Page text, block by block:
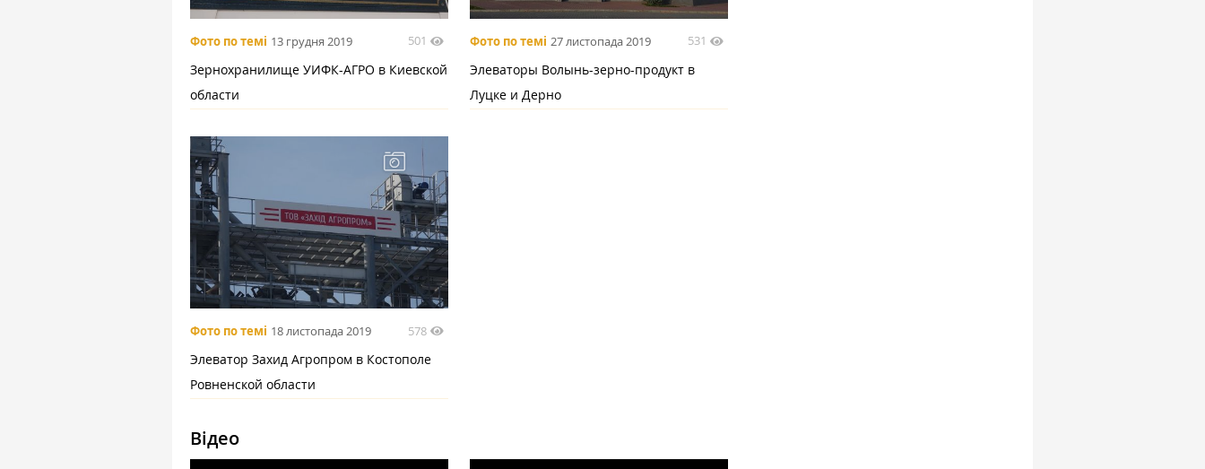
Фото по темі 13 грудня 2019 501
Зернохранилище УИФК-АГРО в Киевской
области
Фото по темі 27 листопада 2019 531
Элеваторы Волынь-зерно-продукт в
Луцке и Дерно
Фото по темі 18 листопада 2019 578
Элеватор Захид Агропром в Костополе
Ровненской области
Відео